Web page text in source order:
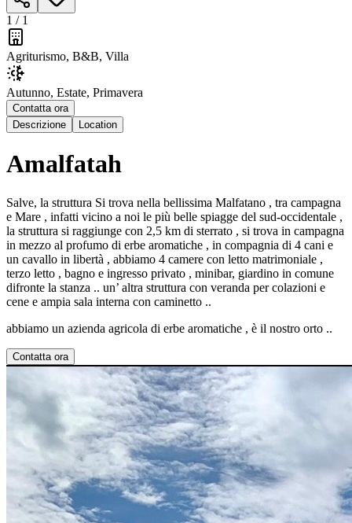
1 / 1
Agriturismo, B&B, Villa
Autunno, Estate, Primavera
Contatta ora
Descrizione
Location
Amalfatah
Salve, la struttura Si trova nella bellissima Malfatano , tra campagna
e Mare , infatti vicino a noi le più belle spiagge del sud-occidentale ,
la struttura si raggiunge con 2,5 km di sterrato , si trova in campagna
in mezzo al profumo di erbe aromatiche , in compagnia di 4 cani e
un cavallo in libertà , abbiamo 4 camere con letto matrimoniale ,
terzo letto , bagno e ingresso privato , minibar, giardino in comune
difronte la stanza .. un’ altra struttura con veranda per colazioni e
cene e ampia sala interna con caminetto ..
abbiamo un azienda agricola di erbe aromatiche , è il nostro orto ..
Contatta ora